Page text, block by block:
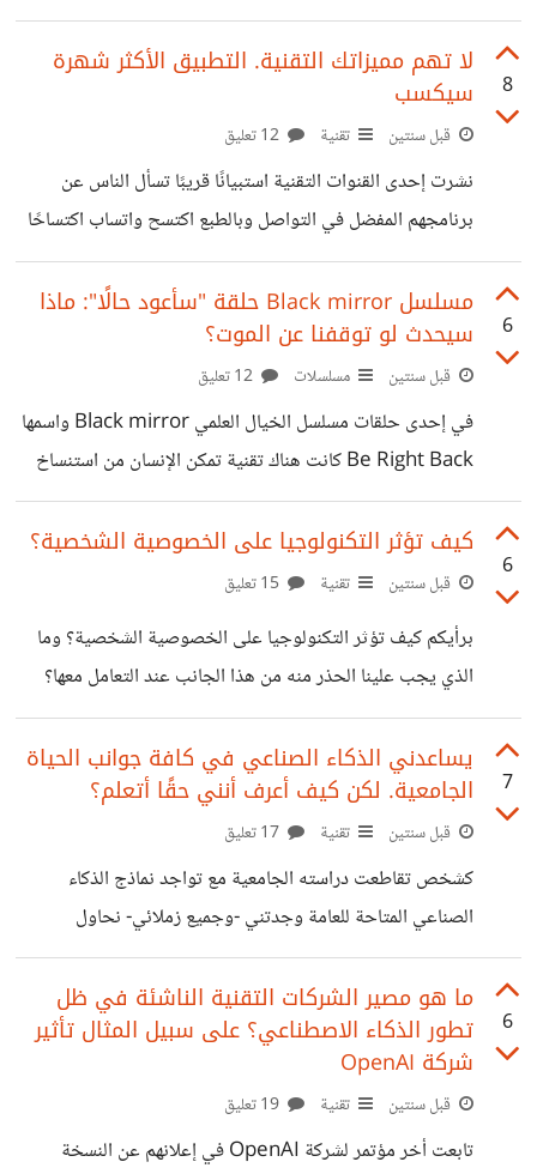
8
لا تهم مميزاتك التقنية. التطبيق الأكثر شهرة
سيكسب
قبل سنتين تقنية
نشرت إحدى القنوات التقنية استبيانًا قريبًا تسأل الناس عن
برنامجهم المفضل في التواصل وبالطبع اكتسح واتساب اكتساحًا
هائلًا. وفي مناسبة أخرى سألت نفس المتابعين عن المميزات التي
يجدونها جيدة في برنامج أخر مثل تليجرام ونشر المتابعون
بالفعل الكثير من المميزات التي تتواجد في تليجرام حصرًا بل
قام بعضهم بتوجيه الكثير من الانتقادات لواتساب وسياسة شركة
ميتا في التعامل مع تطبيقاتها بشكل عام. وهذا قد لفت الانتباه
كثيرًا إلى فكرة أن فئة الجمهور المتواجد بالفعل مهمة جدًا لنجاح
6
مسلسل Black mirror حلقة "سأعود حالًا": ماذا
سيحدث لو توقفنا عن الموت؟
قبل سنتين مسلسلات
في إحدى حلقات مسلسل الخيال العلمي Black mirror واسمها
Be Right Back كانت هناك تقنية تمكن الإنسان من استنساخ
المتوفي من كل البيانات التي تخصه مثل صوته وصوره وكتاباته
وحساباته على مواقع التواصل وخلافه ورغم أن هذه التقنية
وقت صدور الحلقة كانت تبدو كأمد بعيد. لكن مع التطورات
بمهارة وكذلك الحديث معك وإدارة النقاش. وهناك بالفعل نماذج
تستخدم أصواتًا وشخصيات حقيقية كما أن تجميع بياناتنا يحدث
بشكل فعلي بينما نتحدث الآن
6
كيف تؤثر التكنولوجيا على الخصوصية الشخصية؟
قبل سنتين تقنية
برأيكم كيف تؤثر التكنولوجيا على الخصوصية الشخصية؟ وما
الذي يجب علينا الحذر منه من هذا الجانب عند التعامل معها؟
7
يساعدني الذكاء الصناعي في كافة جوانب الحياة
الجامعية. لكن كيف أعرف أنني حقًا أتعلم؟
قبل سنتين تقنية
كشخص تقاطعت دراسته الجامعية مع تواجد نماذج الذكاء
الصناعي المتاحة للعامة وجدتني -وجميع زملائي- نحاول
الاستفادة منه قدر الإمكان. تارة بمساعدتنا في البحث عن المصادر
وتارة أخرى بالمساعدة في اكتشاف الخطأ بالكود البرمجي
والكثير من الأحيان في كتابة التقاريير وغيرها. كما أننا نستخدمه
أيضًا لمحاولة فهم ما لا نفهمه أو تكرار الشرح ومحاولة جعله
أسهل. وقد رأيت أيضًا من يستخدمونه في حل الامتحانات
وأحيانًا محاولات الغش! لن أنكر أنه جعل حياتي الدراسية أسهل
6
ما هو مصير الشركات التقنية الناشئة في ظل
تطور الذكاء الاصطناعي؟ على سبيل المثال تأثير
شركة OpenAI
قبل سنتين تقنية
تابعت أخر مؤتمر لشركة OpenAI في إعلانهم عن النسخة